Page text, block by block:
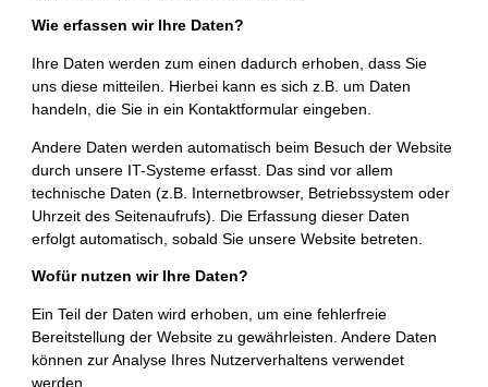
Wie erfassen wir Ihre Daten?
Ihre Daten werden zum einen dadurch erhoben, dass Sie
uns diese mitteilen. Hierbei kann es sich z.B. um Daten
handeln, die Sie in ein Kontaktformular eingeben.
Andere Daten werden automatisch beim Besuch der Website
durch unsere IT-Systeme erfasst. Das sind vor allem
technische Daten (z.B. Internetbrowser, Betriebssystem oder
Uhrzeit des Seitenaufrufs). Die Erfassung dieser Daten
erfolgt automatisch, sobald Sie unsere Website betreten.
Wofür nutzen wir Ihre Daten?
Ein Teil der Daten wird erhoben, um eine fehlerfreie
Bereitstellung der Website zu gewährleisten. Andere Daten
können zur Analyse Ihres Nutzerverhaltens verwendet
werden.